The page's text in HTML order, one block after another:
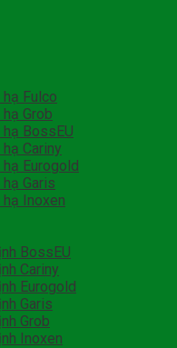
hạ Fulco
Grob
hạ BossEU
Cariny
hạ Eurogold
hạ Garis
hạ Inoxen
BossEU
Cariny
Eurogold
Garis
Grob
Inoxen